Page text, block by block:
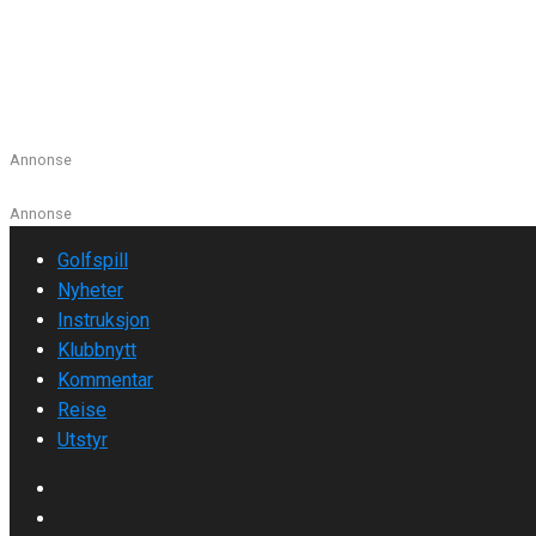
Annonse
Annonse
Golfspill
Nyheter
Instruksjon
Klubbnytt
Kommentar
Reise
Utstyr